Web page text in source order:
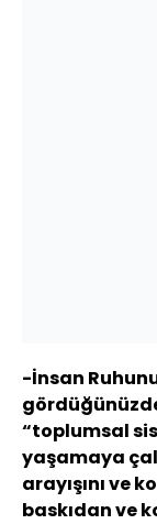
-İnsan
“toplumsal
yaşamaya
arayışını ve
baskıdan ve